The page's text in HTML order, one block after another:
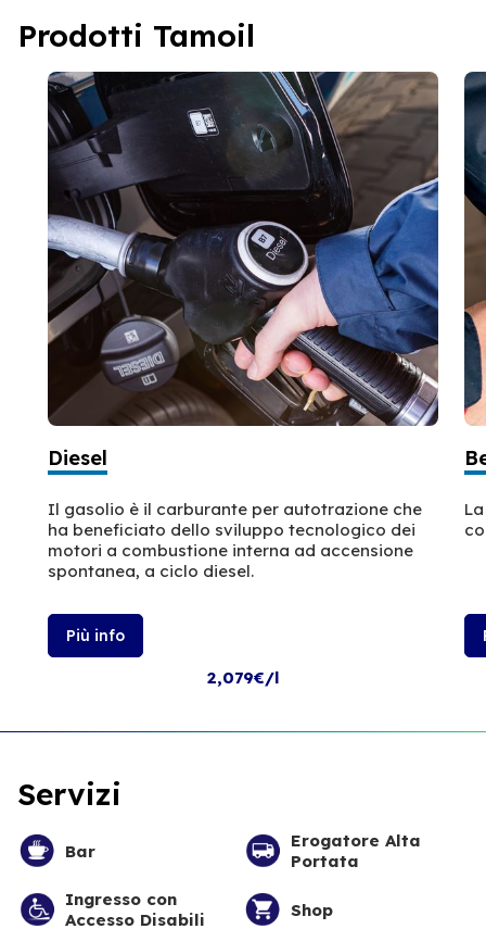
Prodotti Tamoil
Diesel
Il gasolio è il carburante per autotrazione che
ha beneficiato dello sviluppo tecnologico dei
motori a combustione interna ad accensione
spontanea, a ciclo diesel.
Più info
2,079€/l
Servizi
Bar
Erogatore Alta
Portata
Ingresso con
Accesso Disabili
Shop